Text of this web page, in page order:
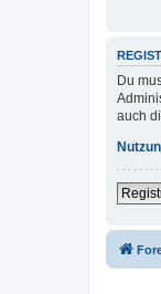
Du
auch